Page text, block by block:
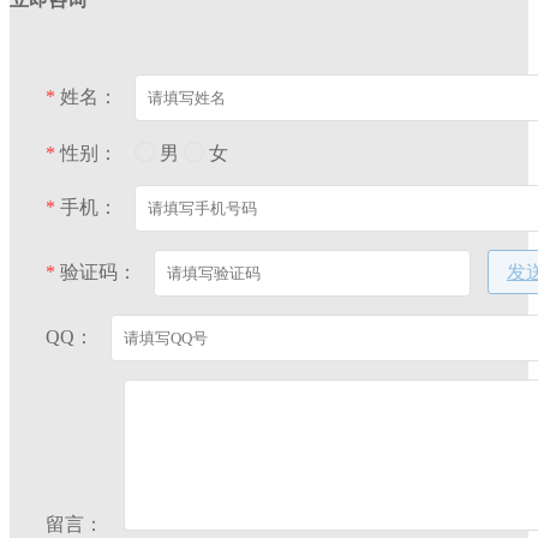
* 姓名：
* 性别： 男 女
* 手机：
* 验证码： 发
QQ：
留言：